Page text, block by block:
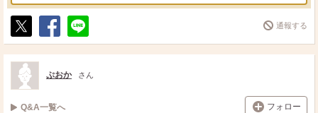
ポ
ス
ト
シ
ェ
送
る
通報する
ぷおか さん
Q&A一覧へ フォロー